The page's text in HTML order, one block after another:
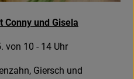
und Gisela
von 10 - 14 Uhr
Giersch und